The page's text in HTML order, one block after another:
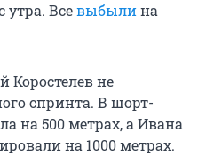
утра. Всевыбылина
Коростелев не
спринта. В шорт-
на 500 метрах, а Ивана
на 1000 метрах.